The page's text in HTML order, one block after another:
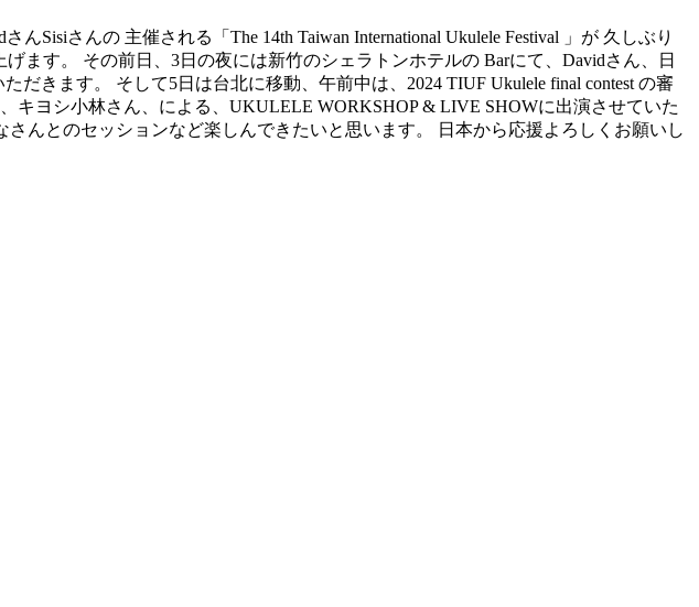
Sisiさんの 主催される「The 14th Taiwan International Ukulele Festival 」が 久しぶり
ます。 その前日、3日の夜には新竹のシェラトンホテルの Barにて、Davidさん、日
きます。 そして5日は台北に移動、午前中は、2024 TIUF Ukulele final contest の審
キヨシ小林さん、による、UKULELE WORKSHOP & LIVE SHOWに出演させていた
んとのセッションなど楽しんできたいと思います。 日本から応援よろしくお願いし